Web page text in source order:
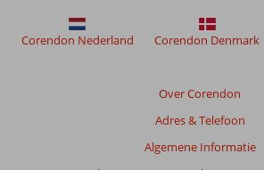
de
Over Corendon
Adres & Telefoon
Algemene Informatie
Corendon Nederland Corendon Denmark